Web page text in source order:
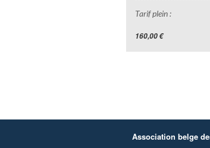
Tarif plein :
160,00 €
Association belge